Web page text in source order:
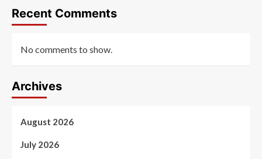
Recent Comments
No comments to show.
Archives
August 2026
July 2026